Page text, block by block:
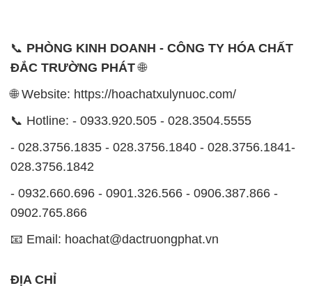
📞 PHÒNG KINH DOANH - CÔNG TY HÓA CHẤT
ĐẮC TRƯỜNG PHÁT🌐
🌐 Website: https://hoachatxulynuoc.com/
📞 Hotline: - 0933.920.505 - 028.3504.5555
- 028.3756.1835 - 028.3756.1840 - 028.3756.1841-
028.3756.1842
- 0932.660.696 - 0901.326.566 - 0906.387.866 -
0902.765.866
📧 Email: hoachat@dactruongphat.vn
ĐỊA CHỈ